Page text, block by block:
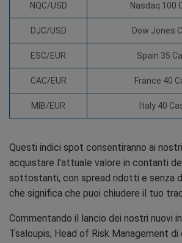
NQC/USD Nasdaq 100
DJC/USD Dow Jones
ESC/EUR Spain 35
CAC/EUR France 40
MIB/EUR Italy 40
Questi indici spot consentiranno ai
acquistare l'attuale valore in contanti
sottostanti, con spread ridotti e senza
che significa che puoi chiudere il tuo
Commentando il lancio dei nostri nuovi
Tsaloupis, Head of Risk Management